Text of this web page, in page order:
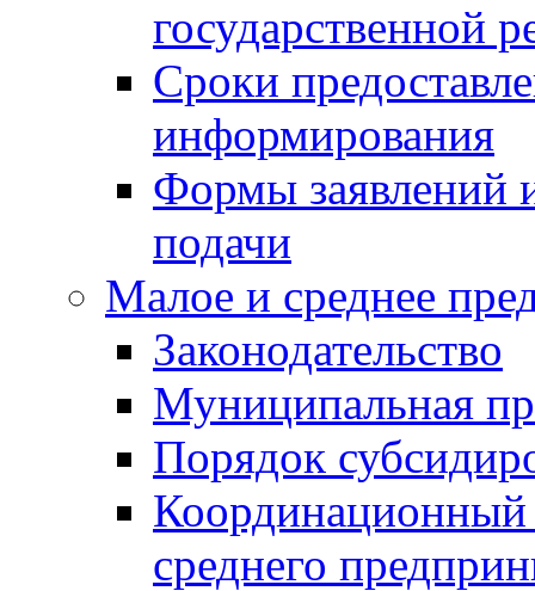
государственной
Сроки
информирования
Формы заявлений
подачи
Малое и среднее
Законодательство
Муниципальная
Порядок
Координационный
среднего